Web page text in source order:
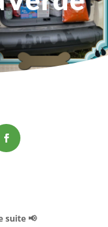
suite 📢